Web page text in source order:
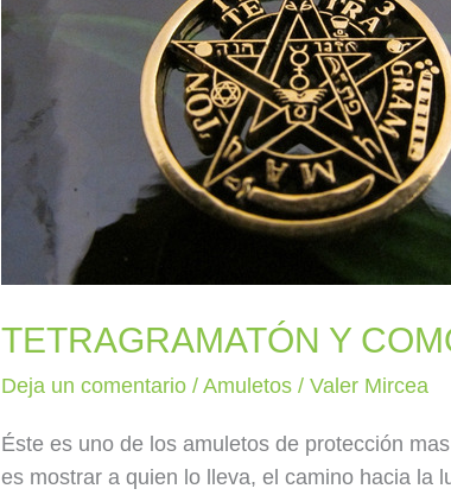
TETRAGRAMATÓN Y
Deja un comentario /Amuletos /Valer Mircea
Éste es uno de los amuletos de protección
es mostrar a quien lo lleva, el camino hacia la